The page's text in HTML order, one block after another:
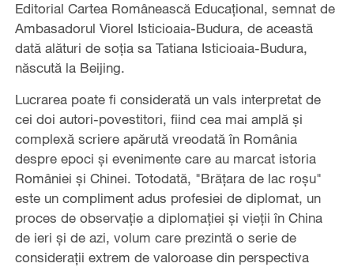
Editorial Cartea Românească Educațional, semnat de
Ambasadorul Viorel Isticioaia-Budura, de această
dată alături de soția sa Tatiana Isticioaia-Budura,
născută la Beijing.
Lucrarea poate fi considerată un vals interpretat de
cei doi autori-povestitori, fiind cea mai amplă și
complexă scriere apărută vreodată în România
despre epoci și evenimente care au marcat istoria
României și Chinei. Totodată, "Brățara de lac roșu"
este un compliment adus profesiei de diplomat, un
proces de observație a diplomației și vieții în China
de ieri și de azi, volum care prezintă o serie de
considerații extrem de valoroase din perspectiva